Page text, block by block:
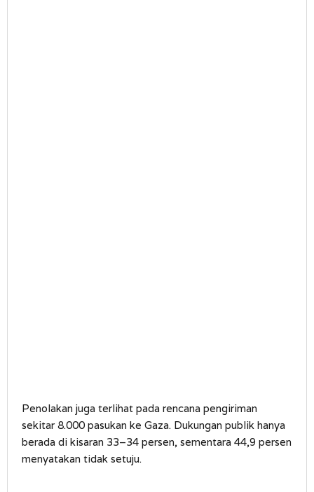
Penolakan juga terlihat pada rencana pengiriman
sekitar 8.000 pasukan ke Gaza. Dukungan publik hanya
berada di kisaran 33–34 persen, sementara 44,9 persen
menyatakan tidak setuju.